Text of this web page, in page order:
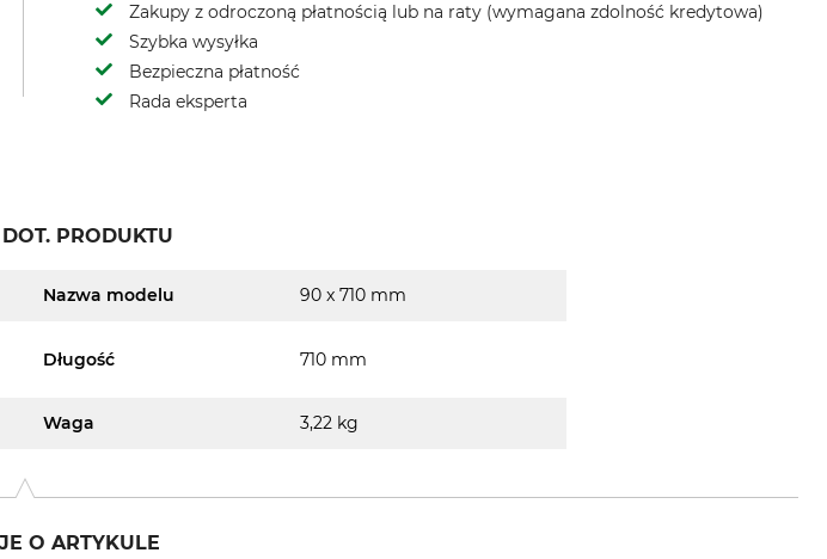
Zakupy z odroczoną płatnością lub na raty (wymagana zdolność kredytowa)
Szybka wysyłka
Bezpieczna płatność
Rada eksperta
PRODUKTU
Nazwa modelu 90 x 710 mm
Długość 710 mm
Waga 3,22 kg
O ARTYKULE